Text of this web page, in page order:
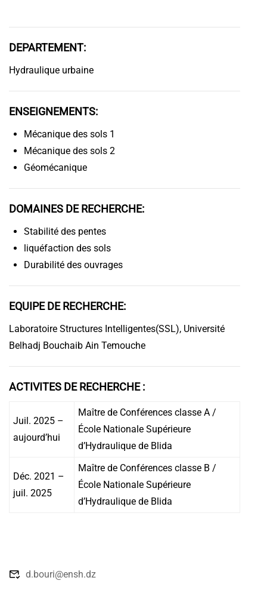
DEPARTEMENT:
Hydraulique urbaine
ENSEIGNEMENTS:
Mécanique des sols 1
Mécanique des sols 2
Géomécanique
DOMAINES DE RECHERCHE:
Stabilité des pentes
liquéfaction des sols
Durabilité des ouvrages
EQUIPE DE RECHERCHE:
Laboratoire Structures Intelligentes(SSL), Université
Belhadj Bouchaib Ain Temouche
ACTIVITES DE RECHERCHE :
Juil. 2025 –
aujourd’hui
Maître de Conférences classe A /
École Nationale Supérieure
d’Hydraulique de Blida
Déc. 2021 –
juil. 2025
Maître de Conférences classe B /
École Nationale Supérieure
d’Hydraulique de Blida
d.bouri@ensh.dz